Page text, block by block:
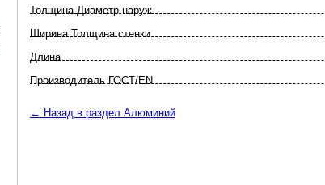
Толщина Диаметр наруж
Ширина Толщина стенки
Длина
Произво­дитель ГОСТ/EN
← Назад в раздел Алюминий